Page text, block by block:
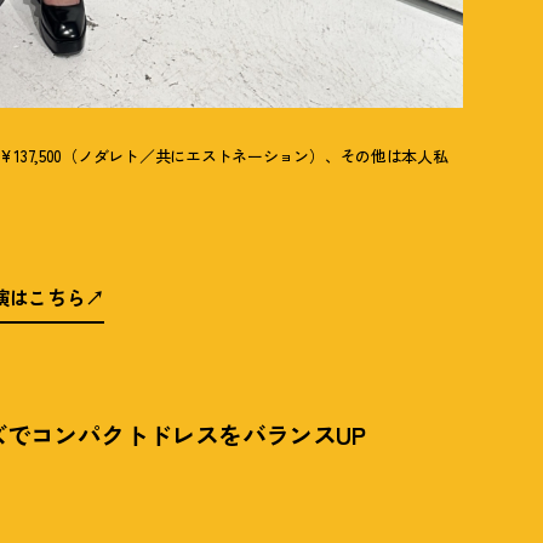
（ノダレト／共にエストネーション）、その他は本人私
はこちら
コンパクトドレスをバランスUP